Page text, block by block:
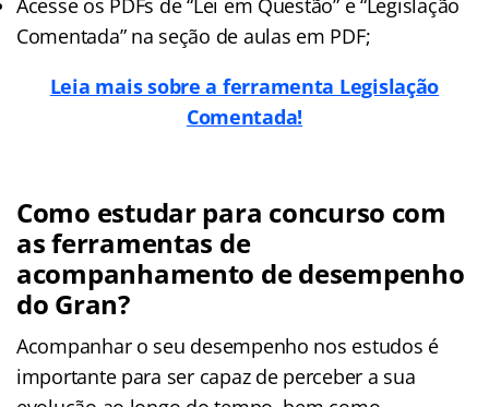
Acesse os PDFs de “Lei em Questão” e “Legislação
Comentada” na seção de aulas em PDF;
Leia mais sobre a ferramenta Legislação
Comentada!
Como estudar para concurso com
as ferramentas de
acompanhamento de desempenho
do Gran?
Acompanhar o seu desempenho nos estudos é
importante para ser capaz de perceber a sua